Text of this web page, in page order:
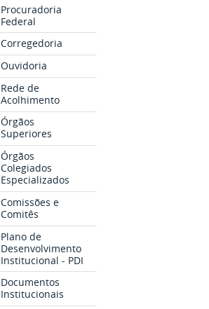
Procuradoria
Federal
Corregedoria
Ouvidoria
Rede de
Acolhimento
Órgãos
Superiores
Órgãos
Colegiados
Especializados
Comissões e
Comitês
Plano de
Desenvolvimento
Institucional - PDI
Documentos
Institucionais